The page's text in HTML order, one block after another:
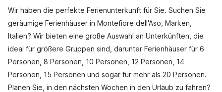
Wir haben die perfekte Ferienunterkunft für Sie. Suchen Sie
geräumige Ferienhäuser in Montefiore dell'Aso, Marken,
Italien? Wir bieten eine große Auswahl an Unterkünften, die
ideal für größere Gruppen sind, darunter Ferienhäuser für 6
Personen, 8 Personen, 10 Personen, 12 Personen, 14
Personen, 15 Personen und sogar für mehr als 20 Personen.
Planen Sie, in den nächsten Wochen in den Urlaub zu fahren?